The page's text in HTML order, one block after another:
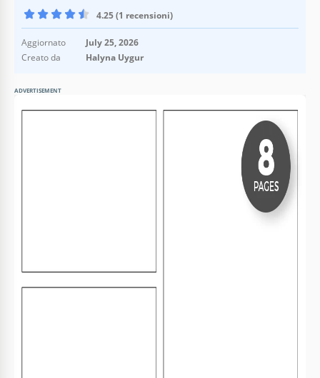
4.25 (1 recensioni)
Aggiornato
July 25, 2026
Creato da
Halyna Uygur
ADVERTISEMENT